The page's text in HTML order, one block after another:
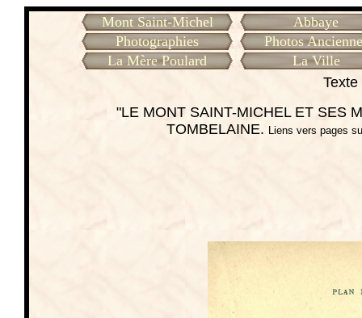
Mont Saint-Michel
Abbaye
Photographies
Photos
La Mère Poulard
La Ville
"LE MONT SAINT-MICHEL ET SES
TOMBELAINE. Liens vers pages